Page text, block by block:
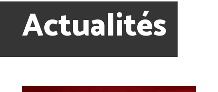
Actualités